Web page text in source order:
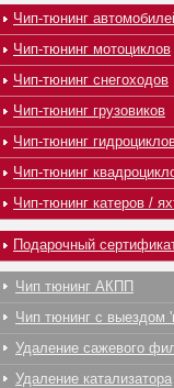
Чип-тюнинг
Чип-тюнинг мотоциклов
Чип-тюнинг снегоходов
Чип-тюнинг грузовиков
Чип-тюнинг
Чип-тюнинг
Чип-тюнинг катеров /
Подарочный
Чип тюнинг АКПП
Чип тюнинг с выездом
Удаление сажевого
Удаление катализатора